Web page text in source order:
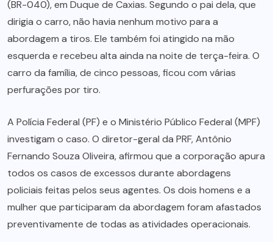
(BR-040), em Duque de Caxias. Segundo o pai dela, que
dirigia o carro, não havia nenhum motivo para a
abordagem a tiros. Ele também foi atingido na mão
esquerda e recebeu alta ainda na noite de terça-feira. O
carro da família, de cinco pessoas, ficou com várias
perfurações por tiro.
A Polícia Federal (PF) e o Ministério Público Federal (MPF)
investigam o caso. O diretor-geral da PRF, Antônio
Fernando Souza Oliveira, afirmou que a corporação apura
todos os casos de excessos durante abordagens
policiais feitas pelos seus agentes. Os dois homens e a
mulher que participaram da abordagem foram afastados
preventivamente de todas as atividades operacionais.